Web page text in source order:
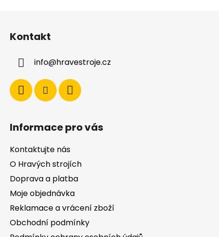
Kontakt
info@hravestroje.cz
Informace pro vás
Kontaktujte nás
O Hravých strojích
Doprava a platba
Moje objednávka
Reklamace a vrácení zboží
Obchodní podmínky